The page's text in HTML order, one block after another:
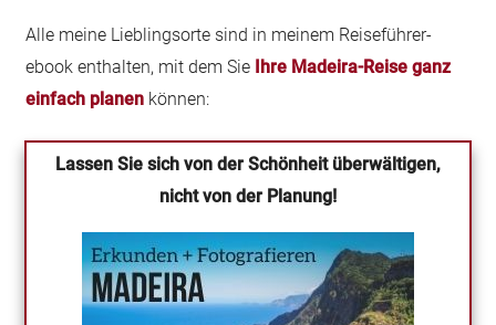
Alle meine Lieblingsorte sind in meinem Reiseführer-
ebook enthalten, mit dem Sie Ihre Madeira-Reise ganz
einfach planen können:
Lassen Sie sich von der Schönheit überwältigen,
nicht von der Planung!